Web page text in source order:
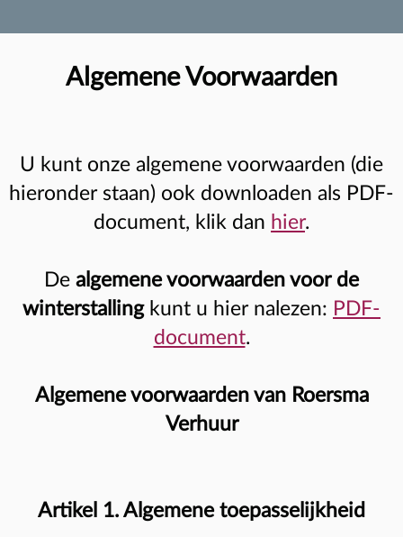
Algemene Voorwaarden
U kunt onze algemene voorwaarden (die
hieronder staan) ook downloaden als PDF-
document, klik dan hier.
De algemene voorwaarden voor de
winterstallingkunt u hier nalezen: PDF-
document.
Algemene voorwaarden van Roersma
Verhuur
Artikel 1. Algemene toepasselijkheid